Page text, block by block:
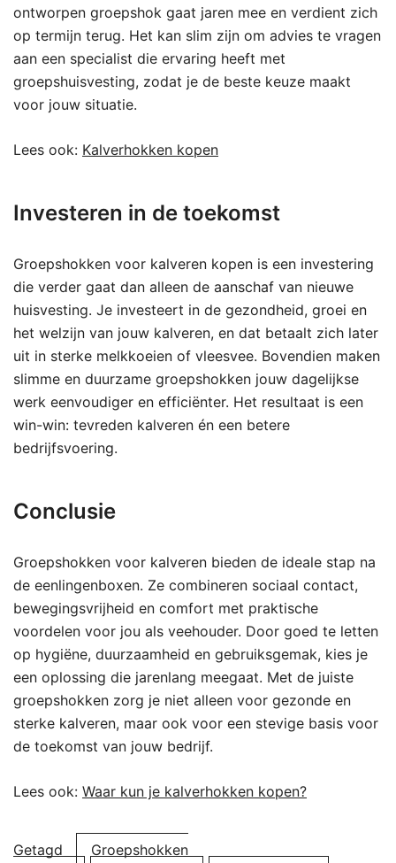
ontworpen groepshok gaat jaren mee en verdient zich
op termijn terug. Het kan slim zijn om advies te vragen
aan een specialist die ervaring heeft met
groepshuisvesting, zodat je de beste keuze maakt
voor jouw situatie.
Lees ook: Kalverhokken kopen
Investeren in de toekomst
Groepshokken voor kalveren kopen is een investering
die verder gaat dan alleen de aanschaf van nieuwe
huisvesting. Je investeert in de gezondheid, groei en
het welzijn van jouw kalveren, en dat betaalt zich later
uit in sterke melkkoeien of vleesvee. Bovendien maken
slimme en duurzame groepshokken jouw dagelijkse
werk eenvoudiger en efficiënter. Het resultaat is een
win-win: tevreden kalveren én een betere
bedrijfsvoering.
Conclusie
Groepshokken voor kalveren bieden de ideale stap na
de eenlingenboxen. Ze combineren sociaal contact,
bewegingsvrijheid en comfort met praktische
voordelen voor jou als veehouder. Door goed te letten
op hygiëne, duurzaamheid en gebruiksgemak, kies je
een oplossing die jarenlang meegaat. Met de juiste
groepshokken zorg je niet alleen voor gezonde en
sterke kalveren, maar ook voor een stevige basis voor
de toekomst van jouw bedrijf.
Lees ook: Waar kun je kalverhokken kopen?
Getagd Groepshokken